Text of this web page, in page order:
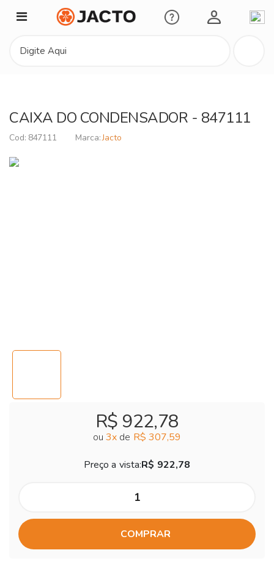
Minha Conta
CAIXA DO CONDENSADOR - 847111
847111 Jacto
R$ 922,78
ou 3x de R$ 307,59
Preço a vista:R$ 922,78
COMPRAR